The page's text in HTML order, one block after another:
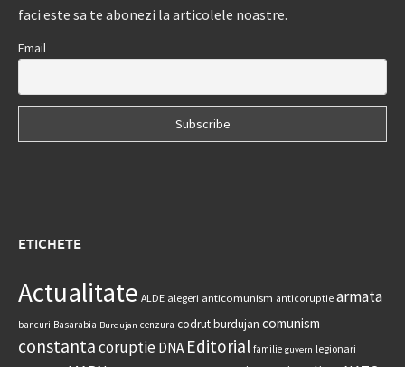
faci este sa te abonezi la articolele noastre.
Email
ETICHETE
Actualitate ALDE alegeri anticomunism anticoruptie armata
bancuri Basarabia Burdujan cenzura codrut burdujan comunism
constantacoruptie DNA Editorial familie guvern legionari